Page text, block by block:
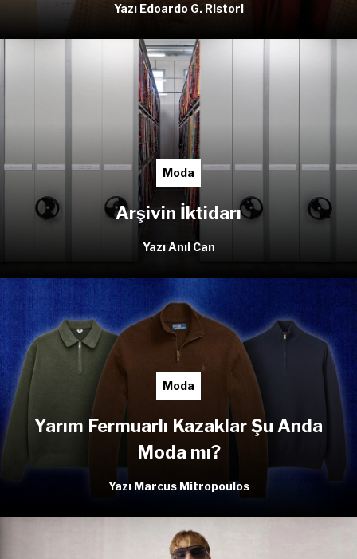
Yazı Edoardo G. Ristori
Moda
Arşivin İktidarı
Yazı Anıl Can
Moda
Yarım Fermuarlı Kazaklar Şu Anda
Moda mı?
Yazı Marcus Mitropoulos